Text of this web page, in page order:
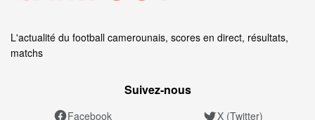
L'actualité du football camerounais, scores en direct, résultats,
matchs
Suivez‑nous
Facebook X (Twitter)